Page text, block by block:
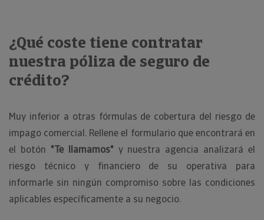
¿Qué coste tiene contratar
nuestra póliza de seguro de
crédito?
Muy inferior a otras fórmulas de cobertura del riesgo de
impago comercial. Rellene el formulario que encontrará en
el botón "Te llamamos" y nuestra agencia analizará el
riesgo técnico y financiero de su operativa para
informarle sin ningún compromiso sobre las condiciones
aplicables específicamente a su negocio.